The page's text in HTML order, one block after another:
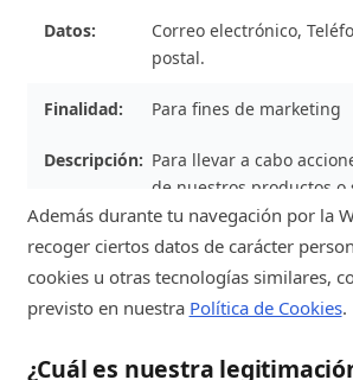
Correo electrónico,
postal.
Para fines de marketing
Para llevar a cabo
de nuestros productos o
el consentimiento
usuario y la información
momento de la recogida
Personalizar los servicios
ofrecemos y poder hacerte
Además durante tu navegación por la
recoger ciertos datos de carácter
cookies u otras tecnologías similares,
previsto en nuestra Política de Cookies.
¿Cuál es nuestra